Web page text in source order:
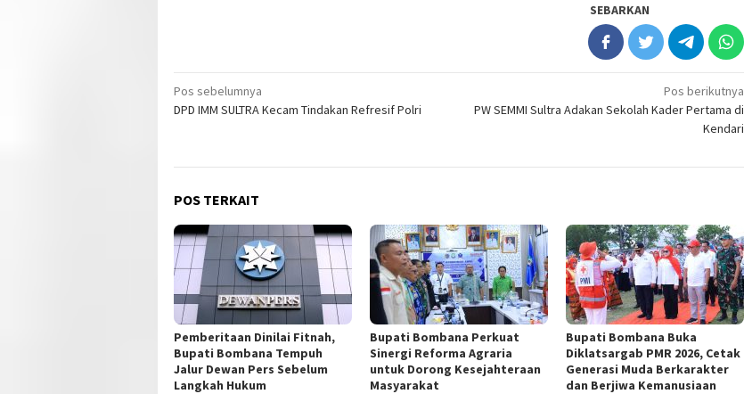
SEBARKAN
Navigasi
pos
Pos sebelumnya
DPD IMM SULTRA Kecam Tindakan Refresif Polri
Pos berikutnya
PW SEMMI Sultra Adakan Sekolah Kader Pertama di
Kendari
POS TERKAIT
Pemberitaan Dinilai Fitnah,
Bupati Bombana Tempuh
Jalur Dewan Pers Sebelum
Langkah Hukum
Bupati Bombana Perkuat
Sinergi Reforma Agraria
untuk Dorong Kesejahteraan
Masyarakat
Bupati Bombana Buka
Diklatsargab PMR 2026, Cetak
Generasi Muda Berkarakter
dan Berjiwa Kemanusiaan